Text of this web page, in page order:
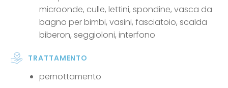
microonde, culle, lettini, spondine, vasca da
bagno per bimbi, vasini, fasciatoio, scalda
biberon, seggioloni, interfono
TRATTAMENTO
pernottamento